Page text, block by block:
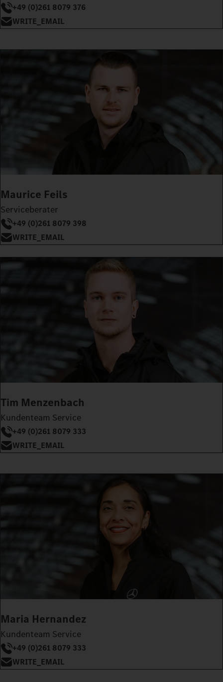
+49 (0)261 8079 376
WRITE_EMAIL
Maurice Feils
Serviceberater
+49 (0)261 8079 398
WRITE_EMAIL
Tim Menzenbach
Kundenteam Service
+49 (0)261 8079 333
WRITE_EMAIL
Maria Hernandez
Kundenteam Service
+49 (0)261 8079 333
WRITE_EMAIL